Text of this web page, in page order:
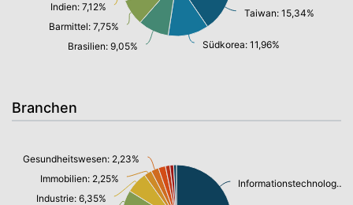
Taiwan: 15,34%
Südkorea: 11,96%
Brasilien: 9,05%
Barmittel: 7,75%
Indien: 7,12%
Branchen
Informationstechnologie: 29,07%
Industrie: 6,35%
Immobilien: 2,25%
Gesundheitswesen: 2,23%